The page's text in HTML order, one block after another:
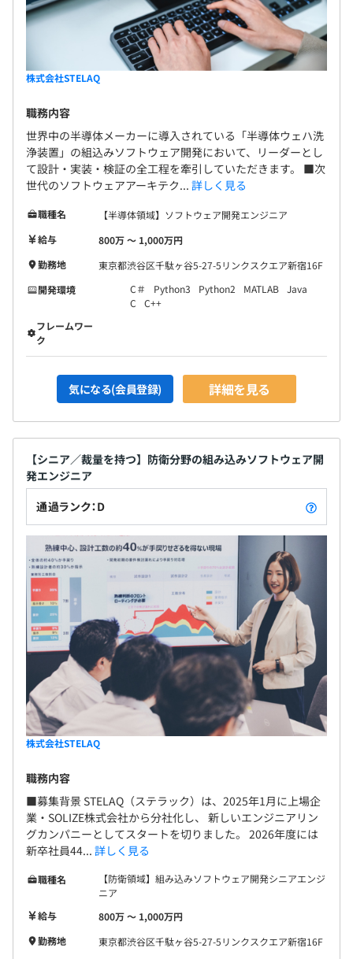
株式会社STELAQ
職務内容
世界中の半導体メーカーに導入されている「半導体ウェハ洗
浄装置」の組込みソフトウェア開発において、リーダーとし
て設計・実装・検証の全工程を牽引していただきます。 ■次
世代のソフトウェアアーキテク... 詳しく見る
職種名
【半導体領域】ソフトウェア開発エンジニア
給与
800万 〜 1,000万円
勤務地
東京都渋谷区千駄ヶ谷5-27-5リンクスクエア新宿16F
開発環境
C＃ Python3 Python2 MATLAB Java
C
C++
フレームワー
ク
気になる(会員登録) 詳細を見る
【シニア／裁量を持つ】防衛分野の組み込みソフトウェア開
発エンジニア
通過ランク：D
株式会社STELAQ
職務内容
■募集背景 STELAQ（ステラック）は、2025年1月に上場企
業・SOLIZE株式会社から分社化し、 新しいエンジニアリン
グカンパニーとしてスタートを切りました。 2026年度には
新卒社員44... 詳しく見る
職種名
【防衛領域】組み込みソフトウェア開発シニアエンジ
ニア
給与
800万 〜 1,000万円
勤務地
東京都渋谷区千駄ヶ谷5-27-5リンクスクエア新宿16F